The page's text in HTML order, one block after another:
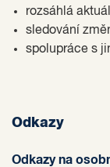
rozsáhlá
sledování
spolupráce s
Odkazy
Odkazy na